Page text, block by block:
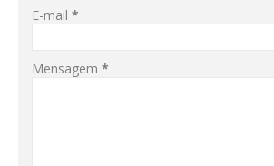
E-mail *
Mensagem *